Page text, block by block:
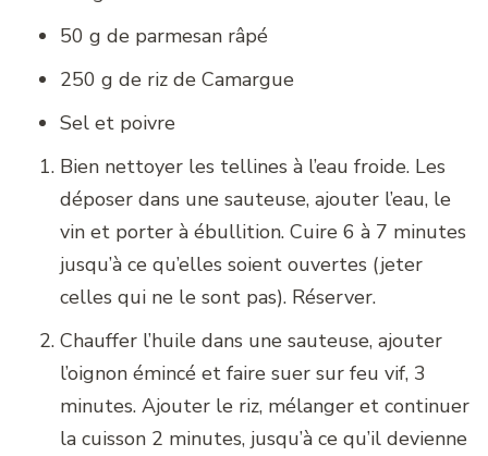
50 g de parmesan râpé
250 g de riz de Camargue
Sel et poivre
Bien nettoyer les tellines à l’eau froide. Les
déposer dans une sauteuse, ajouter l’eau, le
vin et porter à ébullition. Cuire 6 à 7 minutes
jusqu’à ce qu’elles soient ouvertes (jeter
celles qui ne le sont pas). Réserver.
Chauffer l’huile dans une sauteuse, ajouter
l’oignon émincé et faire suer sur feu vif, 3
minutes. Ajouter le riz, mélanger et continuer
la cuisson 2 minutes, jusqu’à ce qu’il devienne